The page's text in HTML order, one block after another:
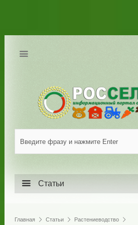
Статьи
Главная Статьи Растениеводство